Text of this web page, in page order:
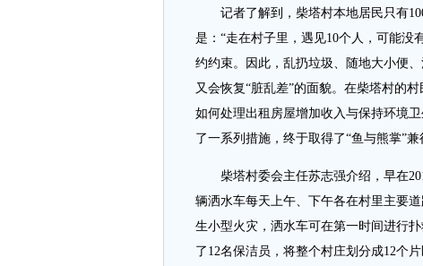
记者了解到，柴塔村本地居民只有
是：“走在村子里，遇见10个人，可能没
约约束。因此，乱扔垃圾、随地大小便
又会恢复“脏乱差”的面貌。在柴塔村的
如何处理出租房屋增加收入与保持环境
了一系列措施，终于取得了“鱼与熊掌”兼
柴塔村委会主任苏志强介绍，早在
辆洒水车每天上午、下午各在村里主要
生小型火灾，洒水车可在第一时间进行
了12名保洁员，将整个村庄划分成12个